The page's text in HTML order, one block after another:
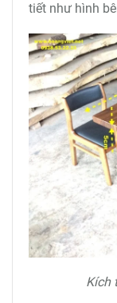
tiết như hình
Kích